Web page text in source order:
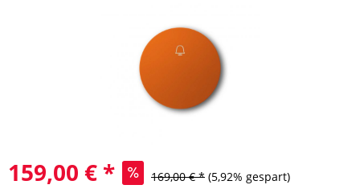
159,00 € * 169,00 € * (5,92% gespart)